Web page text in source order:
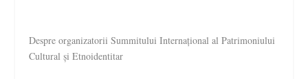
Despre organizatorii Summitului Internațional al Patrimoniului
Cultural și Etnoidentitar